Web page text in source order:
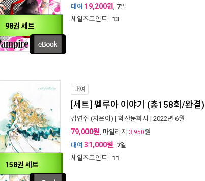
98권 세트
대여 19,200원, 7일
세일즈포인트 : 13
158권 세트
대여
[세트] 펠루아 이야기 (총158회/완결)
김연주 (지은이) | 학산문화사 | 2022년 6월
79,000원, 마일리지 3,950원
대여 31,000원, 7일
세일즈포인트 : 11